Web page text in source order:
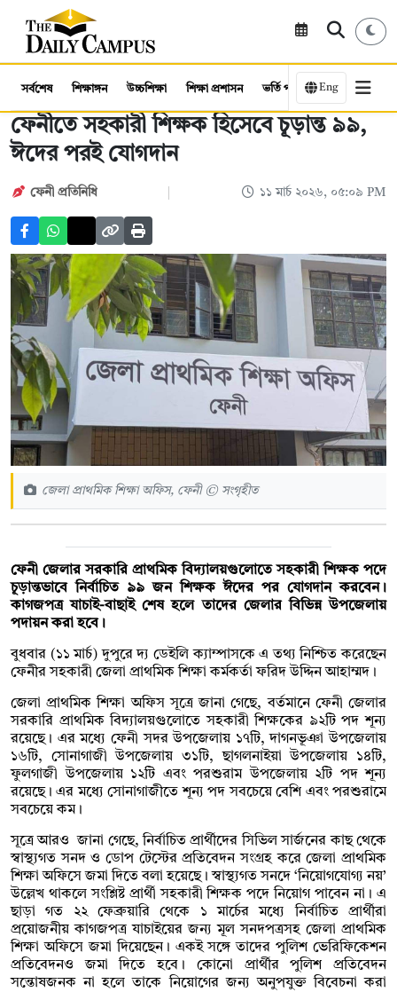
সর্বশেষ শিক্ষাঙ্গন উচ্চশিক্ষা শিক্ষা প্রশাসন ভর্তি পরীক্ষা কর্মসংস্থান
Eng
ফেনীতে সহকারী শিক্ষক হিসেবে চূড়ান্ত ৯৯,
ঈদের পরই যোগদান
ফেনী প্রতিনিধি ১১ মার্চ ২০২৬, ০৫:০৯ PM
জেলা প্রাথমিক শিক্ষা অফিস, ফেনী © সংগৃহীত
ফেনী জেলার সরকারি প্রাথমিক বিদ্যালয়গুলোতে সহকারী শিক্ষক পদে
চূড়ান্তভাবে নির্বাচিত ৯৯ জন শিক্ষক ঈদের পর যোগদান করবেন।
কাগজপত্র যাচাই-বাছাই শেষ হলে তাদের জেলার বিভিন্ন উপজেলায়
পদায়ন করা হবে।
বুধবার (১১ মার্চ) দুপুরে দ্য ডেইলি ক্যাম্পাসকে এ তথ্য নিশ্চিত করেছেন
ফেনীর সহকারী জেলা প্রাথমিক শিক্ষা কর্মকর্তা ফরিদ উদ্দিন আহাম্মদ।
জেলা প্রাথমিক শিক্ষা অফিস সূত্রে জানা গেছে, বর্তমানে ফেনী জেলার
সরকারি প্রাথমিক বিদ্যালয়গুলোতে সহকারী শিক্ষকের ৯২টি পদ শূন্য
রয়েছে। এর মধ্যে ফেনী সদর উপজেলায় ১৭টি, দাগনভূঞা উপজেলায়
১৬টি, সোনাগাজী উপজেলায় ৩১টি, ছাগলনাইয়া উপজেলায় ১৪টি,
ফুলগাজী উপজেলায় ১২টি এবং পরশুরাম উপজেলায় ২টি পদ শূন্য
রয়েছে। এর মধ্যে সোনাগাজীতে শূন্য পদ সবচেয়ে বেশি এবং পরশুরামে
সবচেয়ে কম।
সূত্রে আরও জানা গেছে, নির্বাচিত প্রার্থীদের সিভিল সার্জনের কাছ থেকে
স্বাস্থ্যগত সনদ ও ডোপ টেস্টের প্রতিবেদন সংগ্রহ করে জেলা প্রাথমিক
শিক্ষা অফিসে জমা দিতে বলা হয়েছে। স্বাস্থ্যগত সনদে ‘নিয়োগযোগ্য নয়’
উল্লেখ থাকলে সংশ্লিষ্ট প্রার্থী সহকারী শিক্ষক পদে নিয়োগ পাবেন না। এ
ছাড়া গত ২২ ফেব্রুয়ারি থেকে ১ মার্চের মধ্যে নির্বাচিত প্রার্থীরা
প্রয়োজনীয় কাগজপত্র যাচাইয়ের জন্য মূল সনদপত্রসহ জেলা প্রাথমিক
শিক্ষা অফিসে জমা দিয়েছেন। একই সঙ্গে তাদের পুলিশ ভেরিফিকেশন
প্রতিবেদনও জমা দিতে হবে। কোনো প্রার্থীর পুলিশ প্রতিবেদন
সন্তোষজনক না হলে তাকে নিয়োগের জন্য অনুপযুক্ত বিবেচনা করা